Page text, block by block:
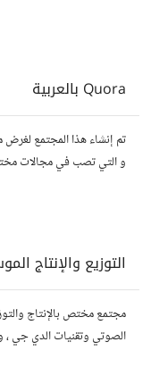
Quora بالعربية
تم إنشاء هذا المجتمع
و التي تصب في مجالات
التوزيع والإنتاج
مجتمع مختص بالإنتاج
الصوتي وتقنيات الدي جي ،